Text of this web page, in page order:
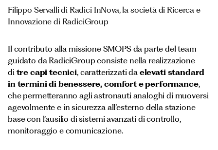
Filippo Servalli di Radici InNova, la società di Ricerca e
Innovazione di RadiciGroup
Il contributo alla missione SMOPS da parte del team
guidato da RadiciGroup consiste nella realizzazione
di tre capi tecnici, caratterizzati da elevati standard
in termini di benessere, comfort e performance,
che permetteranno agli astronauti analoghi di muoversi
agevolmente e in sicurezza all’esterno della stazione
base con l’ausilio di sistemi avanzati di controllo,
monitoraggio e comunicazione.